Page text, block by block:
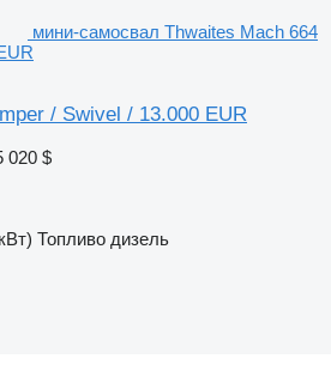
мини-самосвал Thwaites Mach 664
/ Swivel / 13.000 EUR
020 $
Топливо дизель